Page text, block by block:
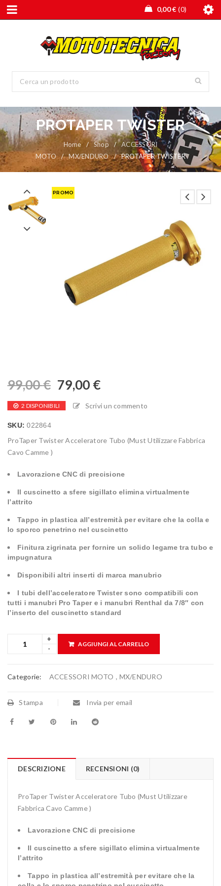
0,00€ 0
PROTAPER TWISTER
Home / Shop /
ACCESSORI
MOTO
/ MX/ENDURO / PROTAPER TWISTER
PROMO
99,00€ 79,00 €
2 DISPONIBILI Scrivi un commento
SKU:022864
ProTaper Twister Acceleratore Tubo (Must Utilizzare Fabbrica
Cavo Camme )
Lavorazione CNC di precisione
Il cuscinetto a sfere sigillato elimina virtualmente
l’attrito
Tappo in plastica all’estremità per evitare che la colla e
lo sporco penetrino nel cuscinetto
Finitura zigrinata per fornire un solido legame tra tubo e
impugnatura
Disponibili altri inserti di marca manubrio
I tubi dell’acceleratore Twister sono compatibili con
tutti i manubri Pro Taper e i manubri Renthal da 7/8″ con
l’inserto del cuscinetto standard
AGGIUNGI AL CARRELLO
Categorie: ACCESSORI MOTO , MX/ENDURO
Stampa Invia per email
DESCRIZIONE RECENSIONI (0)
ProTaper Twister Acceleratore Tubo (Must Utilizzare
Fabbrica Cavo Camme )
Lavorazione CNC di precisione
Il cuscinetto a sfere sigillato elimina virtualmente
l’attrito
Tappo in plastica all’estremità per evitare che la